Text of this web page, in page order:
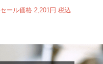
セール価格 2,201円 税込